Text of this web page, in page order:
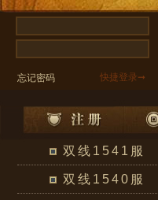
双线1541服
双线1540服